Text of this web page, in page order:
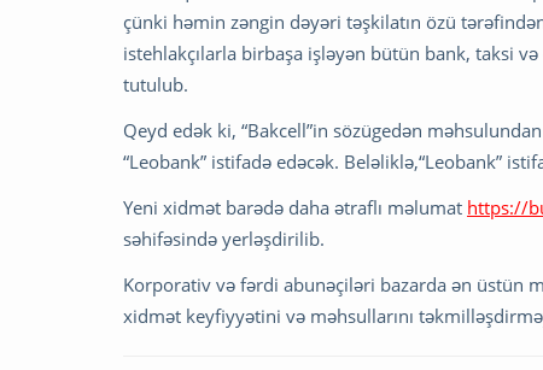
çünki həmin zəngin dəyəri təşkilatın özü
istehlakçılarla birbaşa işləyən bütün bank, taksi
tutulub.
Qeyd edək ki, “Bakcell”in sözügedən
“Leobank” istifadə edəcək. Beləliklə,“Leobank”
Yeni xidmət barədə daha ətraflı məlumat https://
səhifəsində yerləşdirilib.
Korporativ və fərdi abunəçiləri bazarda ən üstün
xidmət keyfiyyətini və məhsullarını